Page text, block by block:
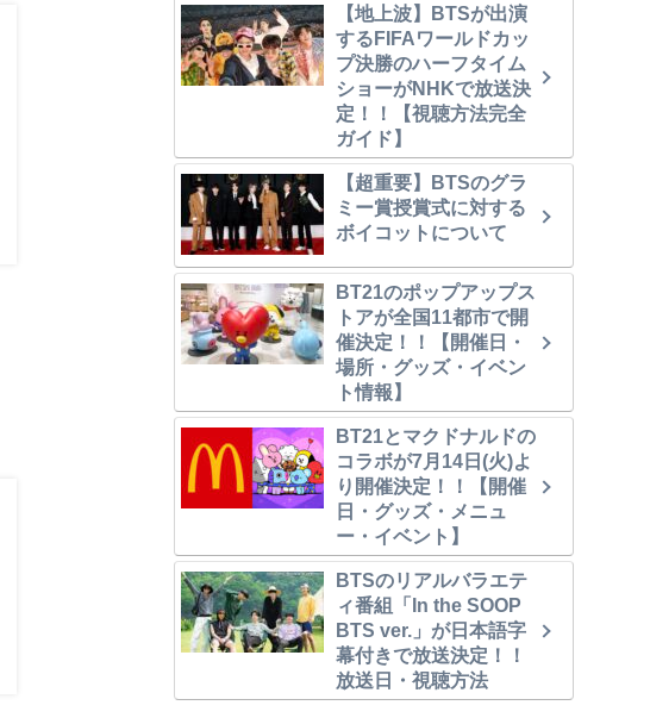
【地上波】BTSが出演
するFIFAワールドカッ
プ決勝のハーフタイム
ショーがNHKで放送決
定！！【視聴方法完全
ガイド】
【超重要】BTSのグラ
ミー賞授賞式に対する
ボイコットについて
BT21のポップアップス
トアが全国11都市で開
催決定！！【開催日・
場所・グッズ・イベン
ト情報】
BT21とマクドナルドの
コラボが7月14日(火)よ
り開催決定！！【開催
日・グッズ・メニュ
ー・イベント】
BTSのリアルバラエテ
ィ番組「In the SOOP
BTS ver.」が日本語字
幕付きで放送決定！！
放送日・視聴方法